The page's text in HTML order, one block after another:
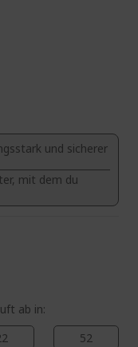
und sicherer
mit dem du
ab in:
51